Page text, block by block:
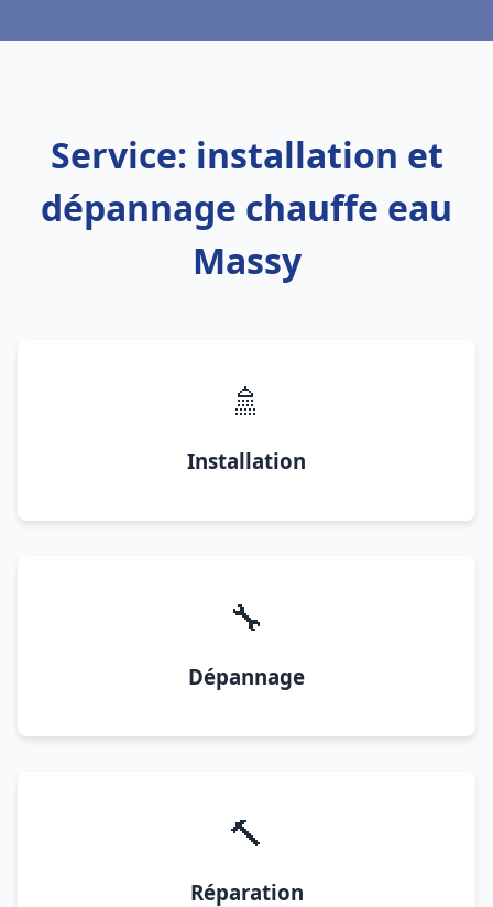
Service: installation et
dépannage chauffe eau
Massy
🚿
Installation
🔧
Dépannage
🔨
Réparation